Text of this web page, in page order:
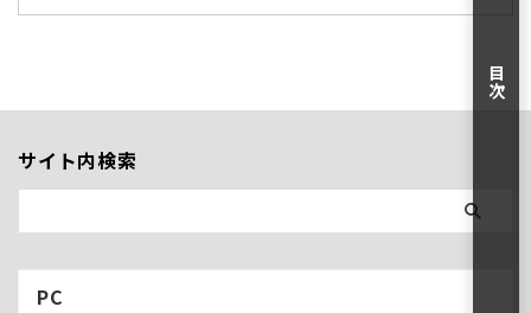
ら普通のPC用モニターでいいか
ら。 俺がおすすめしたいのは最
タンダードで、地デジ化直後で
でち ...
サイト内検索
PC
目次